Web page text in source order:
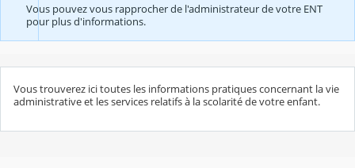
Vous pouvez vous rapprocher de l'administrateur de votre ENT
pour plus d'informations.
Vous trouverez ici toutes les informations pratiques concernant la vie
administrative et les services relatifs à la scolarité de votre enfant.